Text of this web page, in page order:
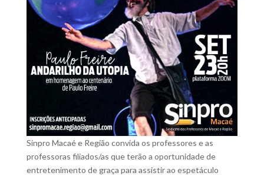
Sinpro Macaé e Região convida os professores e as
professoras filiados/as que terão a oportunidade de
entretenimento de graça para assistir ao espetáculo